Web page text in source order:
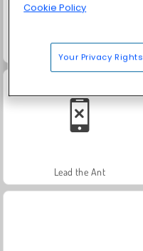
Lead the Ant
Cookie Policy
Your Privacy Rights